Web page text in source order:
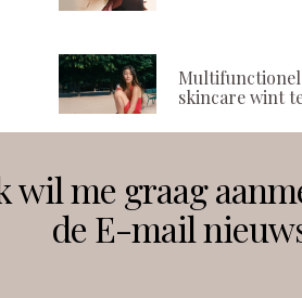
skincare wint
Volg ons
wil me graag
de E-mail